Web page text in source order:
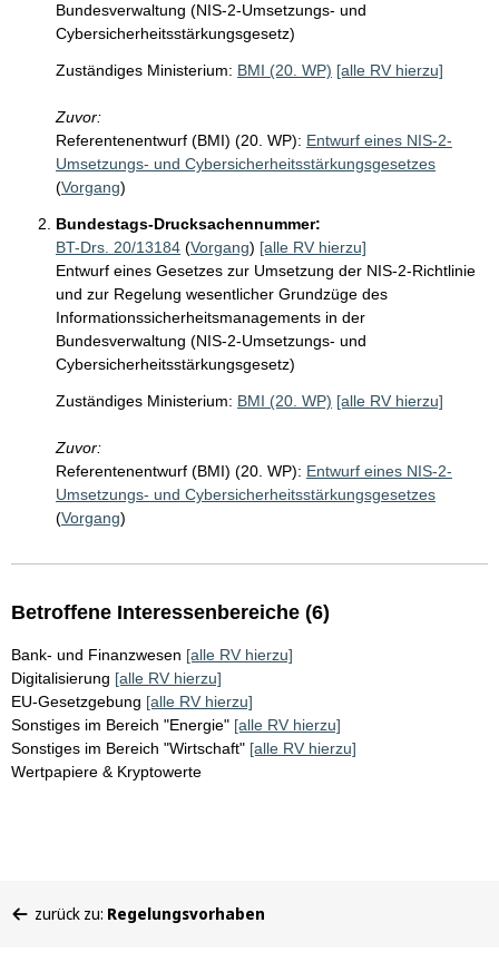
Bundesverwaltung (NIS-2-Umsetzungs- und
Cybersicherheitsstärkungsgesetz)
Zuständiges Ministerium: BMI (20. WP) [alle RV hierzu]
Zuvor:
Referentenentwurf (BMI) (20. WP): Entwurf eines NIS-2-
Umsetzungs- und Cybersicherheitsstärkungsgesetzes
(Vorgang)
Bundestags-Drucksachennummer:
BT-Drs. 20/13184 (Vorgang) [alle RV hierzu]
Entwurf eines Gesetzes zur Umsetzung der NIS-2-Richtlinie
und zur Regelung wesentlicher Grundzüge des
Informationssicherheitsmanagements in der
Bundesverwaltung (NIS-2-Umsetzungs- und
Cybersicherheitsstärkungsgesetz)
Zuständiges Ministerium: BMI (20. WP) [alle RV hierzu]
Zuvor:
Referentenentwurf (BMI) (20. WP): Entwurf eines NIS-2-
Umsetzungs- und Cybersicherheitsstärkungsgesetzes
(Vorgang)
Betroffene Interessenbereiche (6)
Bank- und Finanzwesen [alle RV hierzu]
Digitalisierung [alle RV hierzu]
EU-Gesetzgebung [alle RV hierzu]
Sonstiges im Bereich "Energie" [alle RV hierzu]
Sonstiges im Bereich "Wirtschaft" [alle RV hierzu]
Wertpapiere & Kryptowerte
befinden
zurück zu: Regelungsvorhaben